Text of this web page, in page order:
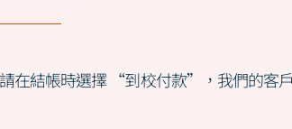
在結帳時選擇 “到校付款”，我們的客